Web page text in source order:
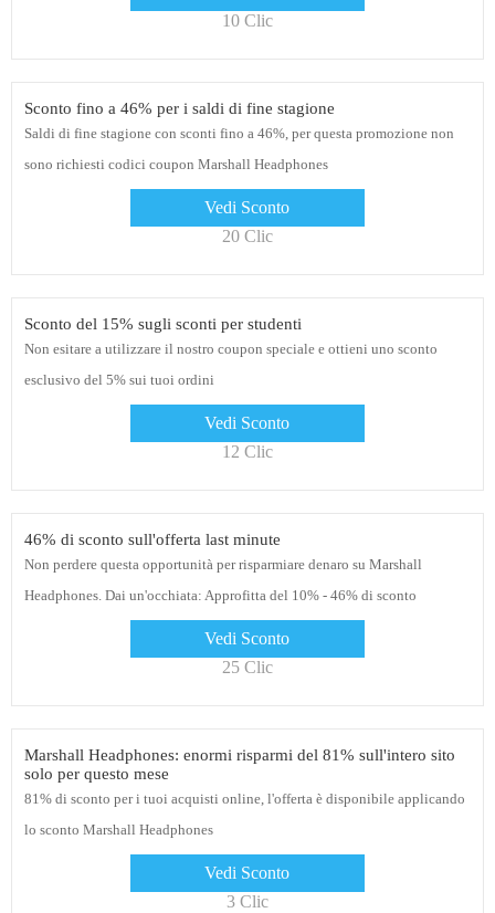
10 Clic
Sconto fino a 46% per i saldi di fine stagione
Saldi di fine stagione con sconti fino a 46%, per questa promozione non
sono richiesti codici coupon Marshall Headphones
Vedi Sconto
20 Clic
Sconto del 15% sugli sconti per studenti
Non esitare a utilizzare il nostro coupon speciale e ottieni uno sconto
esclusivo del 5% sui tuoi ordini
Vedi Sconto
12 Clic
46% di sconto sull'offerta last minute
Non perdere questa opportunità per risparmiare denaro su Marshall
Headphones. Dai un'occhiata: Approfitta del 10% - 46% di sconto
Vedi Sconto
25 Clic
Marshall Headphones: enormi risparmi del 81% sull'intero sito
solo per questo mese
81% di sconto per i tuoi acquisti online, l'offerta è disponibile applicando
lo sconto Marshall Headphones
Vedi Sconto
3 Clic